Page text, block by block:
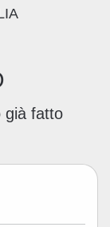
già fatto